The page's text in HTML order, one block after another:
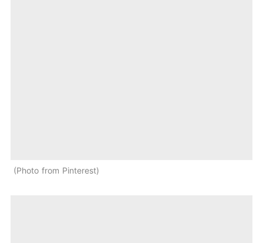
Photo from Pinterest